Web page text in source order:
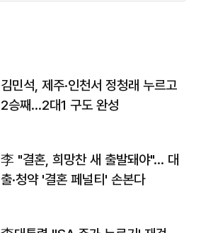
김민석, 제주·인천서 정청래 누르고
2승째…2대1 구도 완성
李 "결혼, 희망찬 새 출발돼야"… 대
출·청약 '결혼 페널티' 손본다